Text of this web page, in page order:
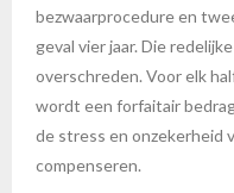
bezwaarprocedure en
geval vier jaar. Die
overschreden. Voor elk
wordt een forfaitair
de stress en onzekerheid
compenseren.